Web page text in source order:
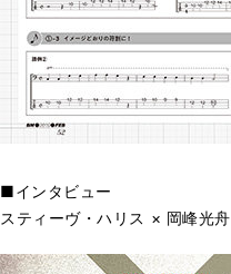
■インタビュー
スティーヴ・ハリス × 岡峰光舟